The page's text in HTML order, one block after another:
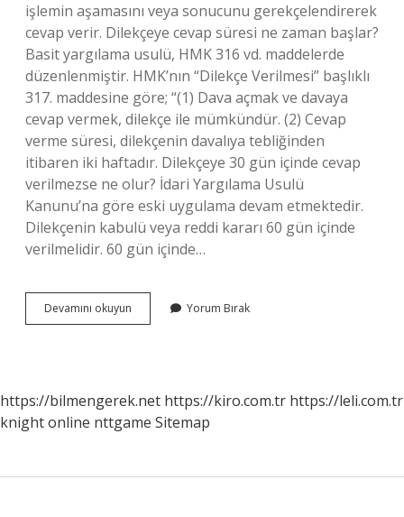
işlemin aşamasını veya sonucunu gerekçelendirerek
cevap verir. Dilekçeye cevap süresi ne zaman başlar?
Basit yargılama usulü, HMK 316 vd. maddelerde
düzenlenmiştir. HMK’nın “Dilekçe Verilmesi” başlıklı
317. maddesine göre; “(1) Dava açmak ve davaya
cevap vermek, dilekçe ile mümkündür. (2) Cevap
verme süresi, dilekçenin davalıya tebliğinden
itibaren iki haftadır. Dilekçeye 30 gün içinde cevap
verilmezse ne olur? İdari Yargılama Usulü
Kanunu’na göre eski uygulama devam etmektedir.
Dilekçenin kabulü veya reddi kararı 60 gün içinde
verilmelidir. 60 gün içinde…
Devamını okuyun
Dilekçeye
Verilir
Yorum Bırak
https://bilmengerek.net https://kiro.com.tr https://leli.com.tr
knight online nttgame Sitemap